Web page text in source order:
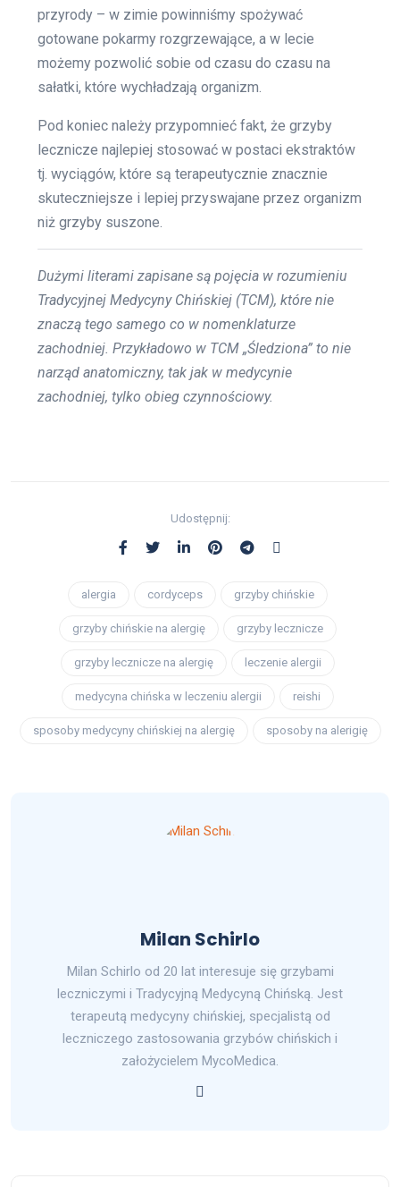
przyrody – w zimie powinniśmy spożywać
gotowane pokarmy rozgrzewające, a w lecie
możemy pozwolić sobie od czasu do czasu na
sałatki, które wychładzają organizm.
Pod koniec należy przypomnieć fakt, że grzyby
lecznicze najlepiej stosować w postaci ekstraktów
tj. wyciągów, które są terapeutycznie znacznie
skuteczniejsze i lepiej przyswajane przez organizm
niż grzyby suszone.
Dużymi literami zapisane są pojęcia w rozumieniu
Tradycyjnej Medycyny Chińskiej (TCM), które nie
znaczą tego samego co w nomenklaturze
zachodniej. Przykładowo w TCM „Śledziona” to nie
narząd anatomiczny, tak jak w medycynie
zachodniej, tylko obieg czynnościowy.
Udostępnij:
alergia cordyceps grzyby chińskie
grzyby chińskie na alergię grzyby lecznicze
grzyby lecznicze na alergię leczenie alergii
medycyna chińska w leczeniu alergii reishi
sposoby medycyny chińskiej na alergię sposoby na alerigię
Milan Schirlo
Milan Schirlo od 20 lat interesuje się grzybami
leczniczymi i Tradycyjną Medycyną Chińską. Jest
terapeutą medycyny chińskiej, specjalistą od
leczniczego zastosowania grzybów chińskich i
założycielem MycoMedica.